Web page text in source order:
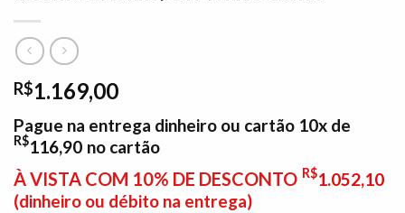
R$1.169,00
Pague na entrega dinheiro ou cartão 10x de
R$116,90 no cartão
À VISTA COM 10% DE DESCONTO R$1.052,10
(dinheiro ou débito na entrega)